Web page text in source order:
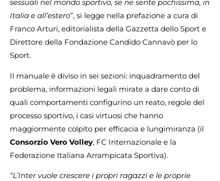
sessuali nel mondo sportivo, se ne sente pochissima, in
Italia e all’estero”, si legge nella prefazione a cura di
Franco Arturi, editorialista della Gazzetta dello Sport e
Direttore della Fondazione Candido Cannavò per lo
Sport.
Il manuale è diviso in sei sezioni: inquadramento del
problema, informazioni legali mirate a dare conto di
quali comportamenti configurino un reato, regole del
processo sportivo, i casi virtuosi che hanno
maggiormente colpito per efficacia e lungimiranza (il
Consorzio Vero Volley, FC Internazionale e la
Federazione Italiana Arrampicata Sportiva).
“L’Inter vuole crescere i propri ragazzi e le proprie